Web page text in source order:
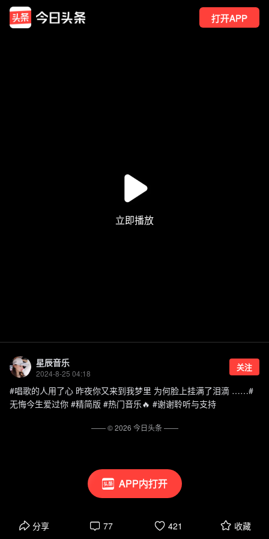
打开APP
APP内打开
星辰音乐
2024-8-25 04:18
关注
#唱歌的人用了心 昨夜你又来到我梦里 为何脸上挂满了泪滴 ……#
无悔今生爱过你 #精简版 #热门音乐🔥 #谢谢聆听与支持
分享 77 421 收藏
—— ©2026 今日头条——